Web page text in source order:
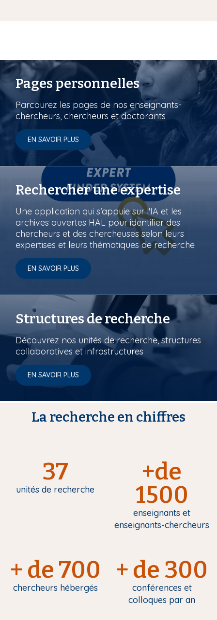
Pages personnelles
Parcourez les pages de nos enseignants-
chercheurs, chercheurs et doctorants
EN SAVOIR PLUS
Rechercher une expertise
Une application qui s’appuie sur l'IA et les
archives ouvertes HAL pour identifier des
chercheurs et des chercheuses selon leurs
expertises et leurs thématiques de recherche
EN SAVOIR PLUS
Structures de recherche
Découvrez nos unités de recherche, structures
collaboratives et infrastructures
EN SAVOIR PLUS
La recherche en chiffres
37
unités de recherche
+de
1500
enseignants et
enseignants-chercheurs
+ de 700
chercheurs hébergés
+ de 300
conférences et
colloques par an